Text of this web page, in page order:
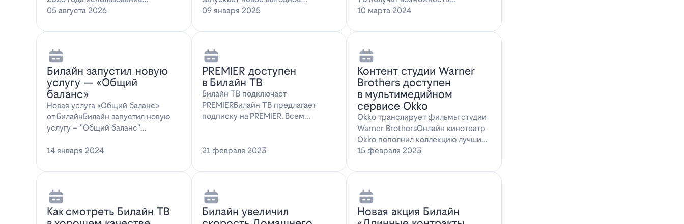
мессенджера MAX перес…
05 августа 2026
предложение для…
09 января 2025
наслаждаться…
10 марта 2024
Билайн запустил новую
услугу — «Общий
баланс»
Новая услуга «Общий баланс»
от БилайнБилайн запустил новую
услугу – "Общий баланс"…
14 января 2024
PREMIER доступен
в Билайн ТВ
Билайн ТВ подключает
PREMIERБилайн ТВ предлагает
подписку на PREMIER. Всем
21 февраля 2023
Контент студии Warner
Brothers доступен
в мультимедийном
сервисе Okko
Okko транслирует фильмы студии
Warner BrothersОнлайн кинотеатр
Okko пополнил коллекцию лучшими
голли…
15 февраля 2023
Как смотреть Билайн ТВ
Билайн увеличил
Новая акция Билайн